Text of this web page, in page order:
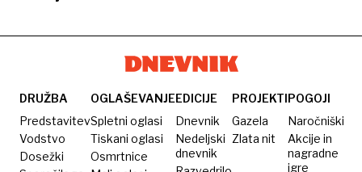
zmaga
Nawrockega
pot
krog
predsedniških
volitev
DRUŽBA
Predstavitev
Vodstvo
Dosežki
OGLAŠEVANJE
Spletni oglasi
Tiskani oglasi
Osmrtnice
EDICIJE
Dnevnik
Nedeljski
dnevnik
PROJEKTI
Gazela
Zlata nit
POGOJI
Naročniški
Akcije in
nagradne
igre